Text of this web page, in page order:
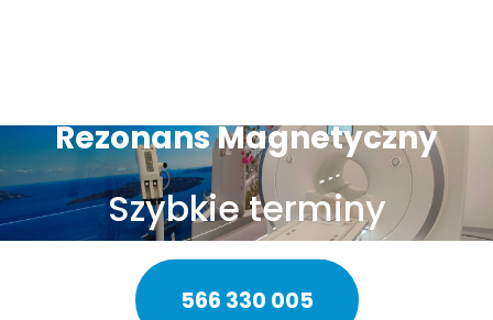
Rezonans Magnetyczny
Szybkie terminy
566 330 005